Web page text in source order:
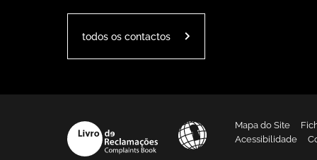
todos os contactos
Mapa do Site
Acessibilidade